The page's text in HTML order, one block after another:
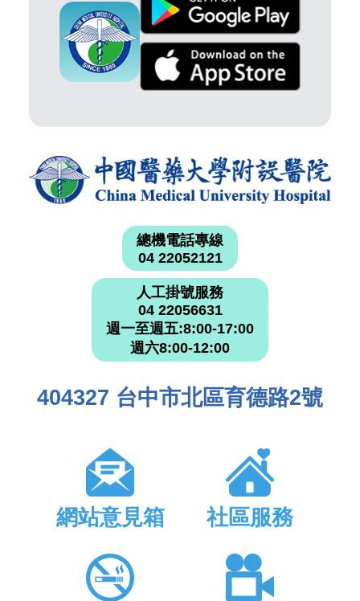
總機電話專線
04 22052121
人工掛號服務
04 22056631
週一至週五:8:00-17:00
週六8:00-12:00
404327 台中市北區育德路2號
網站意見箱 社區服務